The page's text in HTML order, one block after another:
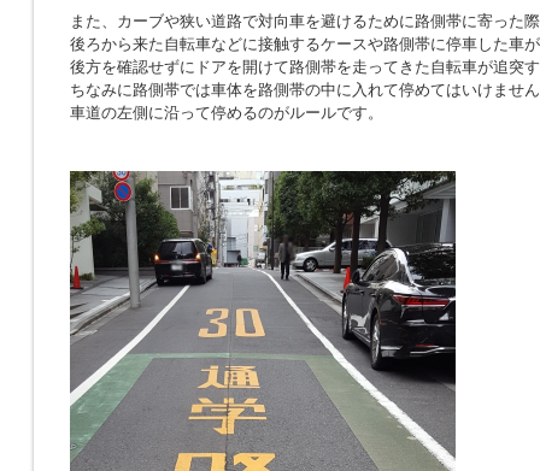
また、カーブや狭い道路で対向車を避けるために路側帯に寄った
後ろから来た自転車などに接触するケースや路側帯に停車した車
後方を確認せずにドアを開けて路側帯を走ってきた自転車が追突
ちなみに路側帯では車体を路側帯の中に入れて停めてはいけませ
車道の左側に沿って停めるのがルールです。